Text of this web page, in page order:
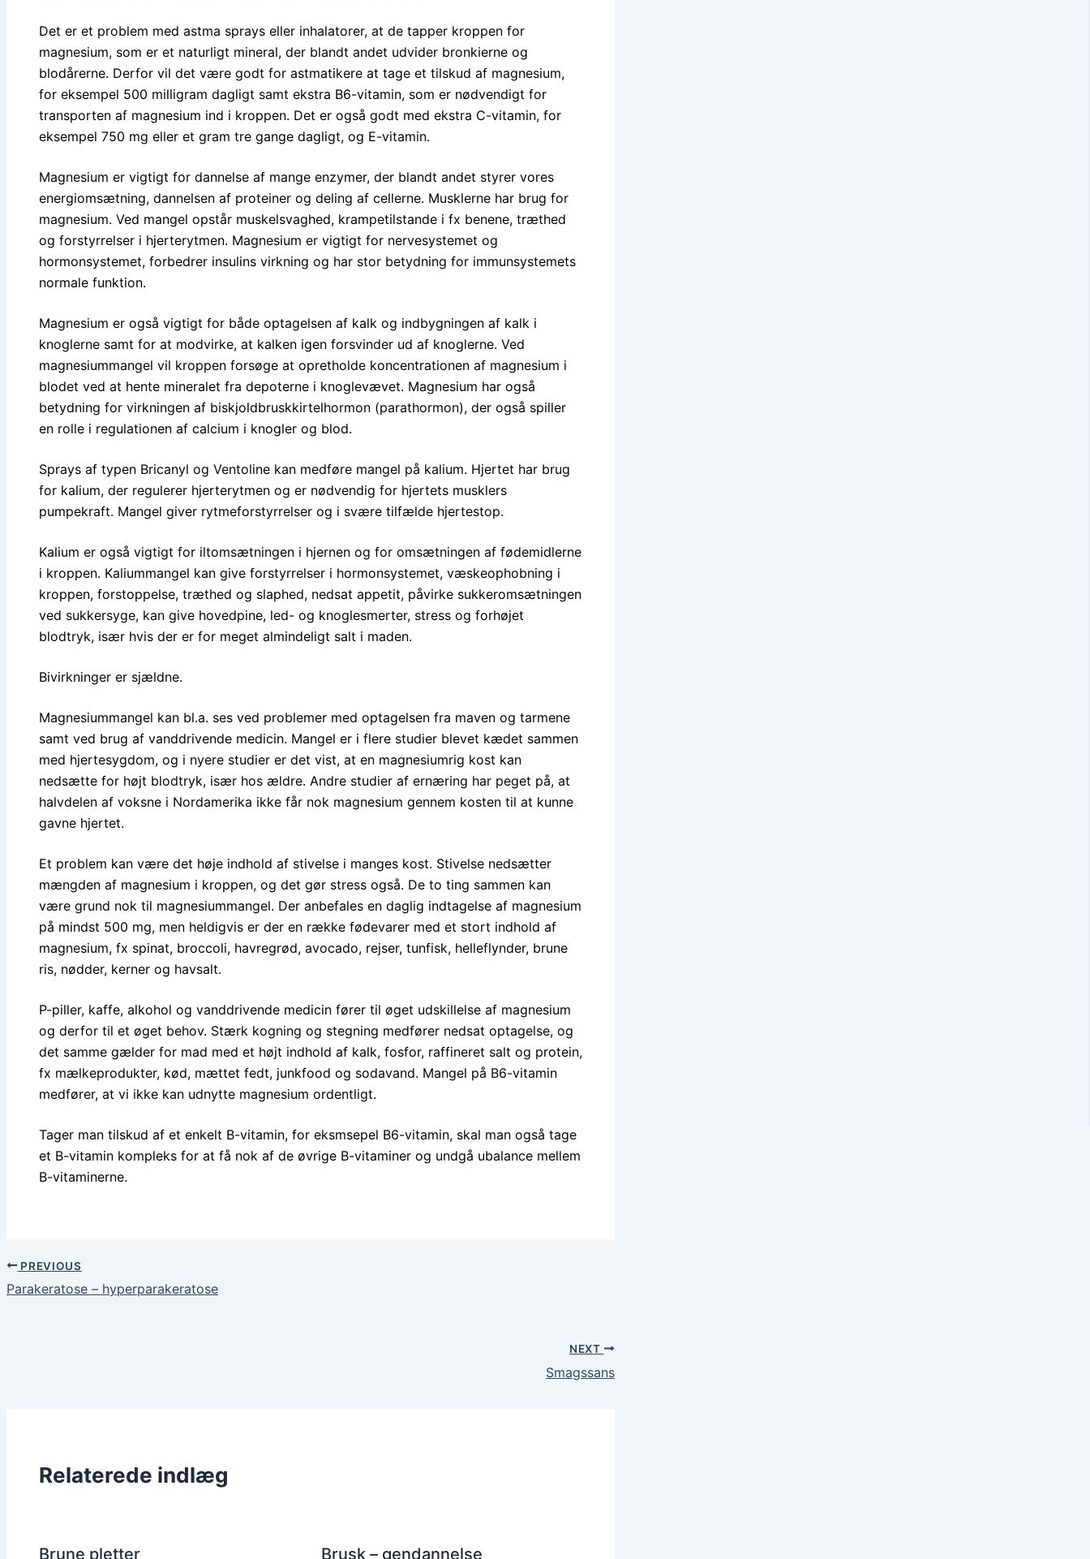
Det er et problem med astma sprays eller inhalatorer, at de tapper kroppen for
magnesium, som er et naturligt mineral, der blandt andet udvider bronkierne og
blodårerne. Derfor vil det være godt for astmatikere at tage et tilskud af magnesium,
for eksempel 500 milligram dagligt samt ekstra B6-vitamin, som er nødvendigt for
transporten af magnesium ind i kroppen. Det er også godt med ekstra C-vitamin, for
eksempel 750 mg eller et gram tre gange dagligt, og E-vitamin.
Magnesium er vigtigt for dannelse af mange enzymer, der blandt andet styrer vores
energiomsætning, dannelsen af proteiner og deling af cellerne. Musklerne har brug for
magnesium. Ved mangel opstår muskelsvaghed, krampetilstande i fx benene, træthed
og forstyrrelser i hjerterytmen. Magnesium er vigtigt for nervesystemet og
hormonsystemet, forbedrer insulins virkning og har stor betydning for immunsystemets
normale funktion.
Magnesium er også vigtigt for både optagelsen af kalk og indbygningen af kalk i
knoglerne samt for at modvirke, at kalken igen forsvinder ud af knoglerne. Ved
magnesiummangel vil kroppen forsøge at opretholde koncentrationen af magnesium i
blodet ved at hente mineralet fra depoterne i knoglevævet. Magnesium har også
betydning for virkningen af biskjoldbruskkirtelhormon (parathormon), der også spiller
en rolle i regulationen af calcium i knogler og blod.
Sprays af typen Bricanyl og Ventoline kan medføre mangel på kalium. Hjertet har brug
for kalium, der regulerer hjerterytmen og er nødvendig for hjertets musklers
pumpekraft. Mangel giver rytmeforstyrrelser og i svære tilfælde hjertestop.
Kalium er også vigtigt for iltomsætningen i hjernen og for omsætningen af fødemidler­ne
i kroppen. Kaliummangel kan give forstyrrelser i hormonsystemet, væskeophobning i
kroppen, forstoppelse, træthed og slaphed, nedsat appetit, påvirke sukkeromsætnin­gen
ved sukkersyge, kan give hovedpine, led- og knoglesmerter, stress og forhøjet
blodtryk, især hvis der er for meget almindeligt salt i maden.
Bivirkninger er sjældne.
Magnesiummangel kan bl.a. ses ved problemer med optagelsen fra maven og tarmene
samt ved brug af vanddrivende medicin. Mangel er i flere studier blevet kædet sammen
med hjertesygdom, og i nyere studier er det vist, at en magnesiumrig kost kan
nedsætte for højt blodtryk, især hos ældre. Andre studier af ernæring har peget på, at
halvdelen af voksne i Nordamerika ikke får nok magnesium gennem kosten til at kunne
gavne hjertet.
Et problem kan være det høje indhold af stivelse i manges kost. Stivelse nedsætter
mængden af magnesium i kroppen, og det gør stress også. De to ting sammen kan
være grund nok til magnesiummangel. Der anbefales en daglig indtagelse af magnesium
på mindst 500 mg, men heldigvis er der en række fødevarer med et stort indhold af
magnesium, fx spinat, broccoli, havregrød, avocado, rejser, tunfisk, helleflynder, brune
ris, nødder, kerner og havsalt.
P-piller, kaffe, alkohol og vanddrivende medicin fører til øget udskillelse af magnesium
og derfor til et øget behov. Stærk kogning og stegning medfører nedsat optagelse, og
det samme gælder for mad med et højt indhold af kalk, fosfor, raffineret salt og protein,
fx mælkeprodukter, kød, mættet fedt, junkfood og sodavand. Mangel på B6-vitamin
medfører, at vi ikke kan udnytte magnesium ordentligt.
Tager man tilskud af et enkelt B-vitamin, for eksmsepel B6-vitamin, skal man også tage
et B-vitamin kompleks for at få nok af de øvrige B-vitaminer og undgå ubalance mellem
B-vitaminerne.
PREVIOUS
Parakeratose – hyperparakeratose
NEXT
Smagssans
Relaterede indlæg
Brune pletter Brusk – gendannelse